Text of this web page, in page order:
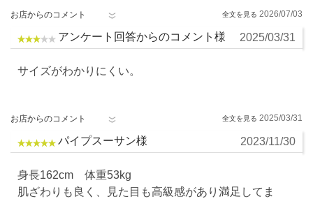
お店からのコメント 2026/07/03
アンケート回答からのコメント様 2025/03/31
サイズがわかりにくい。
お店からのコメント 2025/03/31
パイプスーサン様 2023/11/30
身長162cm 体重53kg
肌ざわりも良く、見た目も高級感があり満足してま